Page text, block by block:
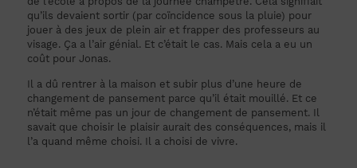
qu’ils devaient sortir (par coïncidence sous la pluie) pour
jouer à des jeux de plein air et frapper des professeurs au
visage. Ça a l’air génial. Et c’était le cas. Mais cela a eu un
coût pour Jonas.
Il a dû rentrer à la maison et subir plus d’une heure de
changement de pansement parce qu’il était mouillé. Et ce
n’était même pas un jour de changement de pansement. Il
savait que choisir le plaisir aurait des conséquences, mais il
l’a quand même choisi. Il a choisi de vivre.